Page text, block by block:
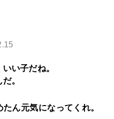
い子だね。
。
ん元気になってくれ。